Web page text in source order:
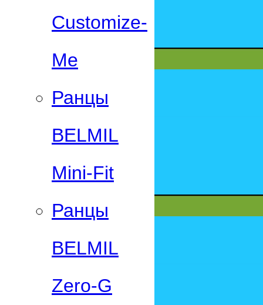
Customize-
Me
Ранцы
BELMIL
Mini-Fit
Ранцы
BELMIL
Zero-G